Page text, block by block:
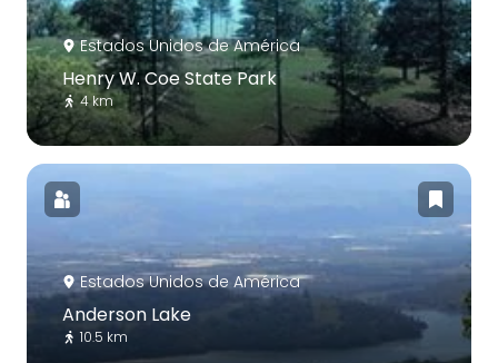
Estados Unidos de América
Henry W. Coe State Park
4 km
Estados Unidos de América
Anderson Lake
10.5 km